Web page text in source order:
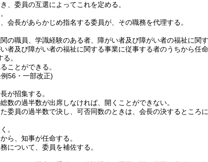
、委員の互選によってこれを定める。
会長があらかじめ指名する委員が、その職務を代理する。
の職員、学識経験のある者、障がい者及び障がい者の福祉に関
者及び障がい者の福祉に関する事業に従事する者のうちから任
。
ことができる。
56・一部改正)
が招集する。
数の過半数が出席しなければ、開くことができない。
委員の過半数で決し、可否同数のときは、会長の決するところに
。
ら、知事が任命する。
について、委員を補佐する。